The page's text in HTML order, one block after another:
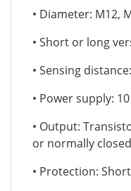
• Diameter: M12,
• Short or long
• Sensing
• Power supply:
• Output:
or normally closed
• Protection: